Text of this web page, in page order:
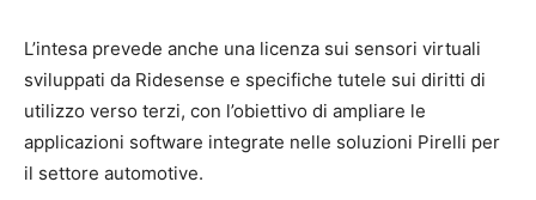
L’intesa prevede anche una licenza sui sensori virtuali
sviluppati da Ridesense e specifiche tutele sui diritti di
utilizzo verso terzi, con l’obiettivo di ampliare le
applicazioni software integrate nelle soluzioni Pirelli per
il settore automotive.